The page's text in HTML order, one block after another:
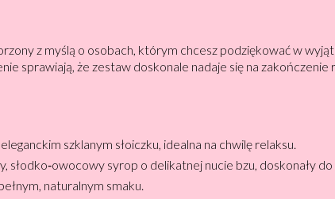
z myślą o osobach, którym chcesz podziękować w
sprawiają, że zestaw doskonale nadaje się na zakończenie
szklanym słoiczku, idealna na chwilę relaksu.
słodko‑owocowy syrop o delikatnej nucie bzu, doskonały
naturalnym smaku.